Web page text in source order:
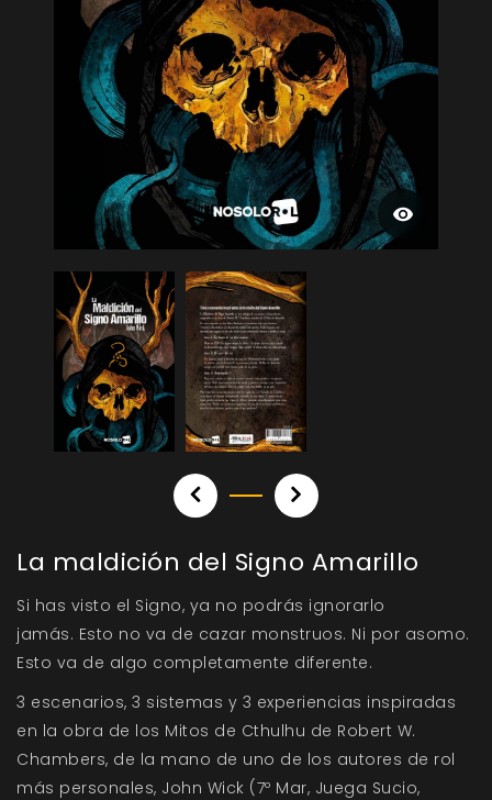
La maldición del Signo Amarillo
Si has visto el Signo, ya no podrás ignorarlo
jamás. Esto no va de cazar monstruos. Ni por asomo.
Esto va de algo completamente diferente.
3 escenarios, 3 sistemas y 3 experiencias inspiradas
en la obra de los Mitos de Cthulhu de Robert W.
Chambers, de la mano de uno de los autores de rol
más personales, John Wick (7º Mar, Juega Sucio,